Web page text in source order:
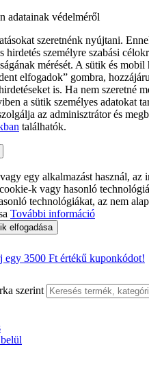
adatainak védelméről
szeretnénk nyújtani.
hirdetés személyre szabási
mérését. A sütik és
elfogadok” gombra,
is. Ha nem szeretné
a sütik személyes adatokat
az adminisztrátor és
találhatók.
egy alkalmazást használ,
k vagy hasonló
technológiákat, az nem
További információ
elfogadása
egy 3500 Ft értékű kuponkódot!
szerint